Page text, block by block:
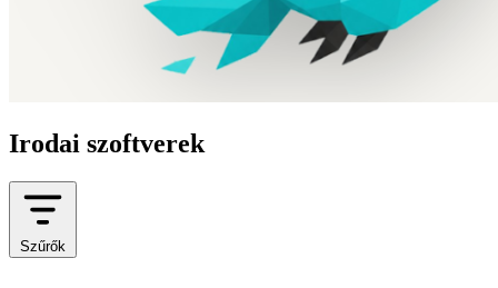
Irodai szoftverek
Szűrők